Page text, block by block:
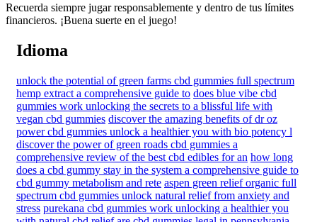
Recuerda siempre jugar responsablemente y dentro de tus límites
financieros. ¡Buena suerte en el juego!
Idioma
unlock the potential of green farms cbd gummies full spectrum
hemp extract a comprehensive guide to does blue vibe cbd
gummies work unlocking the secrets to a blissful life with
vegan cbd gummies discover the amazing benefits of dr oz
power cbd gummies unlock a healthier you with bio potency l
discover the power of green roads cbd gummies a
comprehensive review of the best cbd edibles for an how long
does a cbd gummy stay in the system a comprehensive guide to
cbd gummy metabolism and rete aspen green relief organic full
spectrum cbd gummies unlock natural relief from anxiety and
stress purekana cbd gummies work unlocking a healthier you